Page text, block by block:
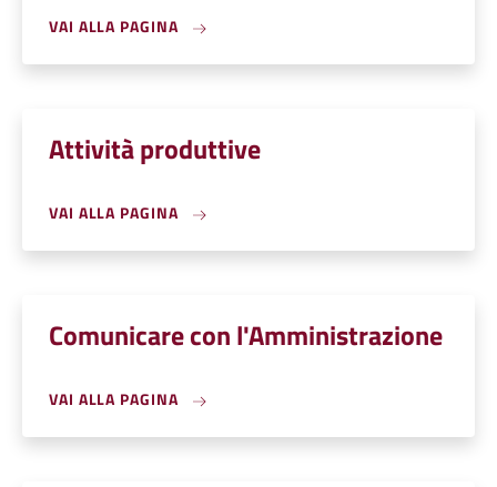
VAI ALLA PAGINA
Attività produttive
VAI ALLA PAGINA
Comunicare con l'Amministrazione
VAI ALLA PAGINA